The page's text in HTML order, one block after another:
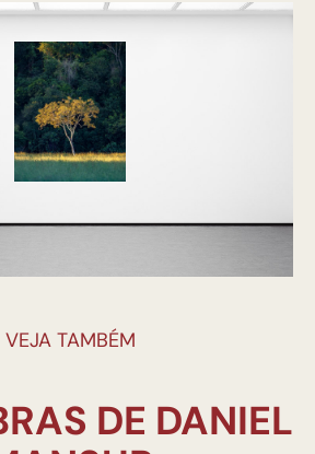
VEJA TAMBÉM
DE DANIEL